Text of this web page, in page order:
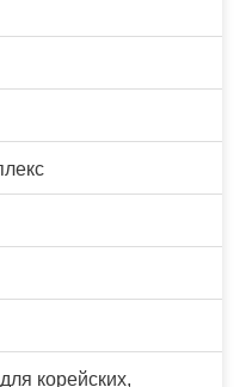
корейских,